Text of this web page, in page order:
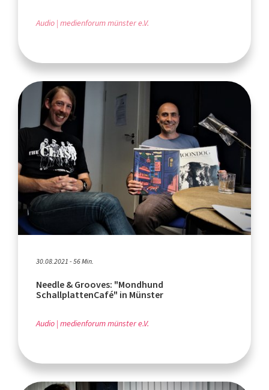
Audio medienforum münster e.V.
30.08.2021 - 56 Min.
Needle & Grooves: "Mondhund
SchallplattenCafé" in Münster
Audio medienforum münster e.V.